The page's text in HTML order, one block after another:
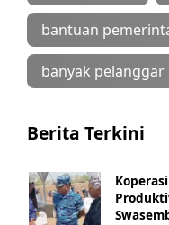
bantuan
banyak pelanggar
Berita Terkini